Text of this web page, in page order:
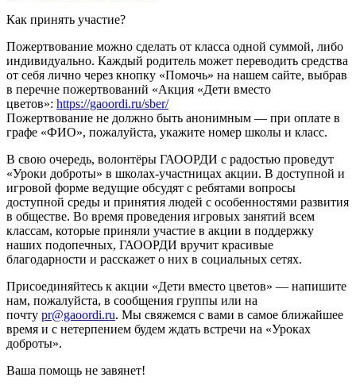
Как принять участие?
Пожертвование можно сделать от класса одной суммой, либо
индивидуально. Каждый родитель может переводить средства
от себя лично через кнопку «Помочь» на нашем сайте, выбрав
в перечне пожертвований «Акция «Дети вместо
цветов»: https://gaoordi.ru/sber/
Пожертвование не должно быть анонимным — при оплате в
графе «ФИО», пожалуйста, укажите номер школы и класс.
В свою очередь, волонтёры ГАООРДИ с радостью проведут
«Уроки доброты» в школах-участницах акции. В доступной и
игровой форме ведущие обсудят с ребятами вопросы
доступной среды и принятия людей с особенностями развития
в обществе. Во время проведения игровых занятий всем
классам, которые приняли участие в акции в поддержку
наших подопечных, ГАООРДИ вручит красивые
благодарности и расскажет о них в социальных сетях.
Присоединяйтесь к акции «Дети вместо цветов» — напишите
нам, пожалуйста, в сообщения группы или на
почту pr@gaoordi.ru. Мы свяжемся с вами в самое ближайшее
время и с нетерпением будем ждать встречи на «Уроках
доброты».
Ваша помощь не завянет!